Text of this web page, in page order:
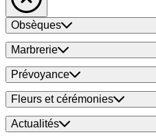
Obsèques
Marbrerie
Prévoyance
Fleurs et cérémonies
Actualités